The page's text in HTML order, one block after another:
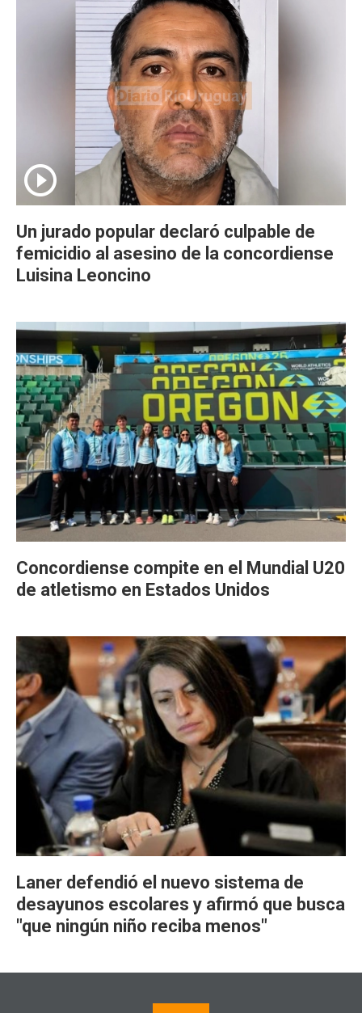
Un jurado popular declaró culpable de
femicidio al asesino de la concordiense
Luisina Leoncino
Concordiense compite en el Mundial U20
de atletismo en Estados Unidos
Laner defendió el nuevo sistema de
desayunos escolares y afirmó que busca
"que ningún niño reciba menos"